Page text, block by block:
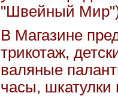
"Швейный
В Магазине
трикотаж,
валяные
часы, шкатулки